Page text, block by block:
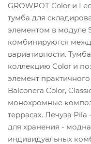
GROWPOT Color и
тумба для
элементом в модуле
комбинируются
вариативности.
коллекцию Color и
элемент
Balconera Color,
монохромные
террасах. Лечуза
для хранения -
индивидуальных